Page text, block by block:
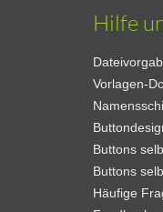
Hilfe
Vorlagen-
Buttons
Buttons
Häufige